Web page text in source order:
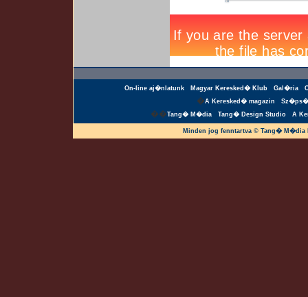
On-line aj�nlatunk Magyar Keresked� Klub Gal�ria
�A Keresked� magazin
��Tang� M�dia Tang� Design Studio A
Minden jog fenntartva © Tang�